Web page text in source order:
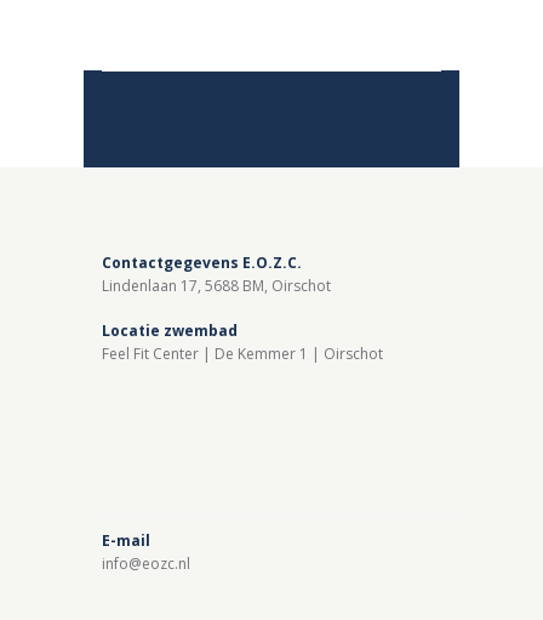
Contactgegevens E.O.Z.C.
Lindenlaan 17, 5688 BM, Oirschot
Locatie zwembad
Feel Fit Center | De Kemmer 1 | Oirschot
E-mail
info@eozc.nl